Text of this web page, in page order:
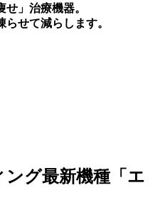
」治療機器。
せて減らします。
グ最新機種「エ